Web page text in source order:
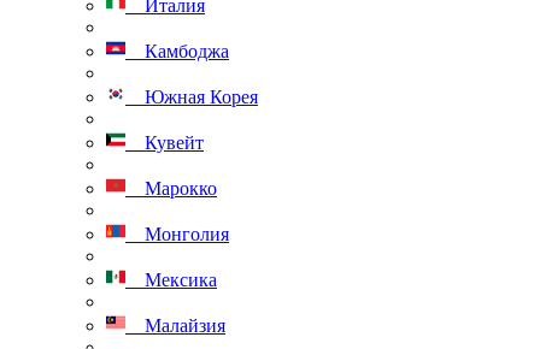
Италия
Камбоджа
Южная Корея
Кувейт
Марокко
Монголия
Мексика
Малайзия